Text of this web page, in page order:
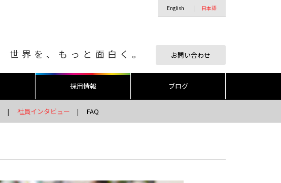
English 日本語
世界を、もっと面白く。 お問い合わせ
採用情報 ブログ
社員インタビュー FAQ